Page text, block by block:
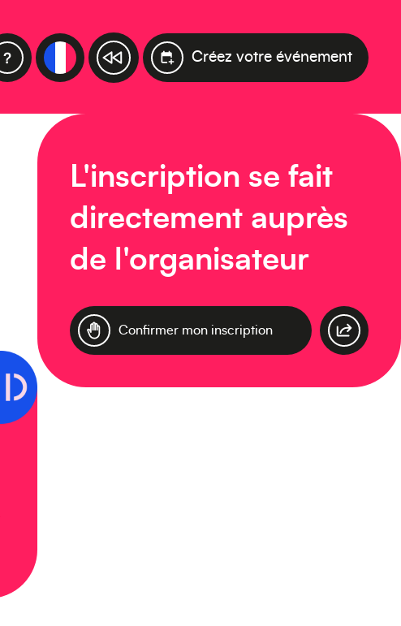
Créez votre événement
L'inscription se fait
directement auprès
de l'organisateur
Confirmer mon inscription